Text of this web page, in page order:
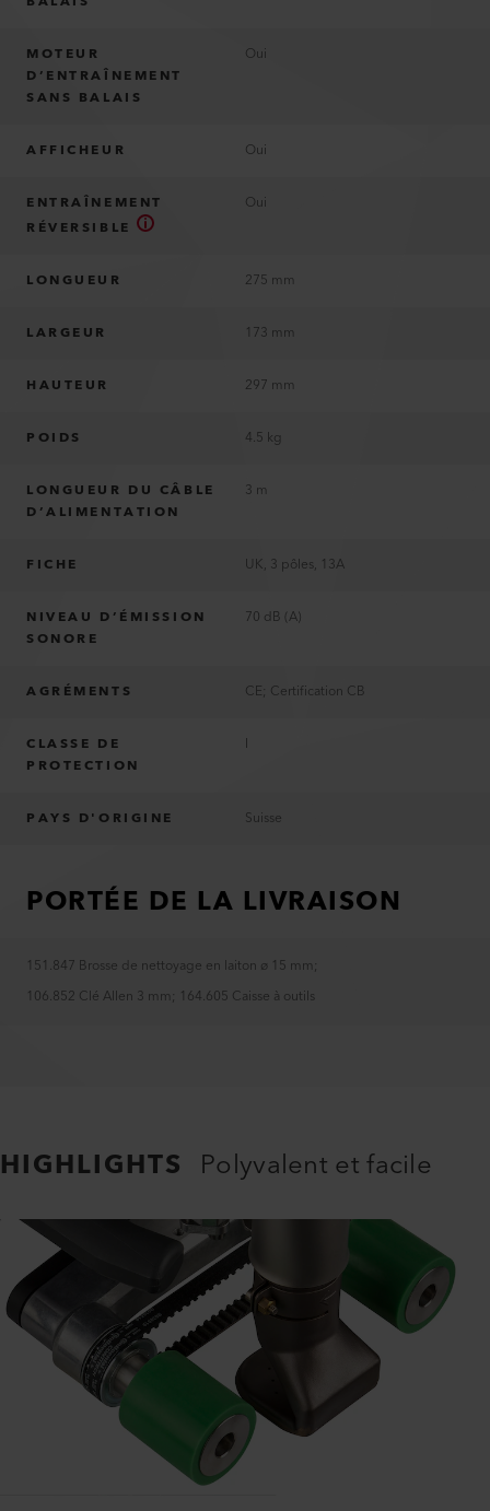
MOTEUR
D’ENTRAÎNEMENT
SANS BALAIS
Oui
AFFICHEUR Oui
ENTRAÎNEMENT
RÉVERSIBLE
Oui
LONGUEUR 275 mm
LARGEUR 173 mm
HAUTEUR 297 mm
POIDS 4.5 kg
LONGUEUR DU CÂBLE
D’ALIMENTATION
3 m
FICHE UK, 3 pôles, 13A
NIVEAU D’ÉMISSION
SONORE
70 dB (A)
AGRÉMENTS CE; Certification CB
CLASSE DE
PROTECTION
I
PAYS D'ORIGINE Suisse
PORTÉE DE LA LIVRAISON
151.847 Brosse de nettoyage en laiton ø 15 mm;
106.852 Clé Allen 3 mm; 164.605 Caisse à outils
HIGHLIGHTS Polyvalent et facile